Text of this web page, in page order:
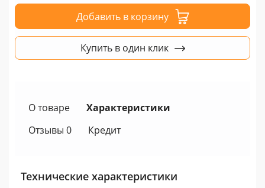
Добавить в корзину
Купить в один клик
О товаре
Характеристики
Отзывы 0
Кредит
Технические характеристики